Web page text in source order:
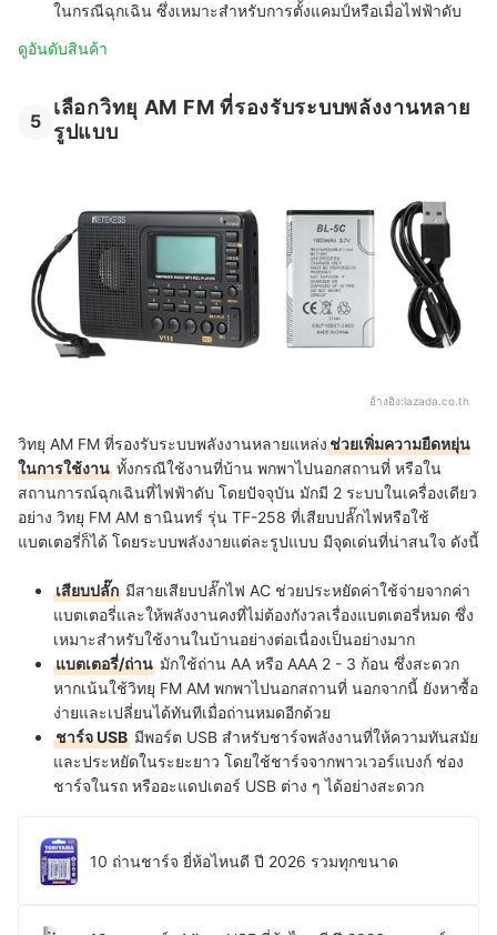
ในกรณีฉุกเฉิน ซึ่งเหมาะสำหรับการตั้งแคมป์หรือเมื่อไฟฟ้าดับ
ดูอันดับสินค้า
5
เลือกวิทยุ AM FM ที่รองรับระบบพลังงานหลาย
รูปแบบ
อ้างอิง:lazada.co.th
วิทยุ AM FM ที่รองรับระบบพลังงานหลายแหล่งช่วยเพิ่มความยืดหยุ่น
ในการใช้งาน ทั้งกรณีใช้งานที่บ้าน พกพาไปนอกสถานที่ หรือใน
สถานการณ์ฉุกเฉินที่ไฟฟ้าดับ โดยปัจจุบัน มักมี 2 ระบบในเครื่องเดียว
อย่าง วิทยุ FM AM ธานินทร์ รุ่น TF-258 ที่เสียบปลั๊กไฟหรือใช้
แบตเตอรี่ก็ได้ โดยระบบพลังงายแต่ละรูปแบบ มีจุดเด่นที่น่าสนใจ ดังนี้
เสียบปลั๊ก มีสายเสียบปลั๊กไฟ AC ช่วยประหยัดค่าใช้จ่ายจากค่า
แบตเตอรี่และให้พลังงานคงที่ไม่ต้องกังวลเรื่องแบตเตอรี่หมด ซึ่ง
เหมาะสำหรับใช้งานในบ้านอย่างต่อเนื่องเป็นอย่างมาก
แบตเตอรี่/ถ่าน มักใช้ถ่าน AA หรือ AAA 2 - 3 ก้อน ซึ่งสะดวก
หากเน้นใช้วิทยุ FM AM พกพาไปนอกสถานที่ นอกจากนี้ ยังหาซื้อ
ง่ายและเปลี่ยนได้ทันทีเมื่อถ่านหมดอีกด้วย
ชาร์จ USB มีพอร์ต USB สำหรับชาร์จพลังงานที่ให้ความทันสมัย
และประหยัดในระยะยาว โดยใช้ชาร์จจากพาวเวอร์แบงก์ ช่อง
ชาร์จในรถ หรืออะแดปเตอร์ USB ต่าง ๆ ได้อย่างสะดวก
10 ถ่านชาร์จ ยี่ห้อไหนดี ปี 2026 รวมทุกขนาด